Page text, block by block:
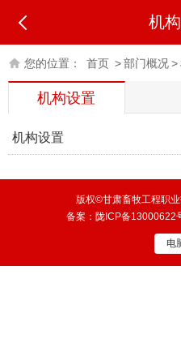
机
您的位置： 首页 >部门概况>
机构设置
机构设置
版权©甘肃畜牧工程职
备案： 陇ICP备13000622
电